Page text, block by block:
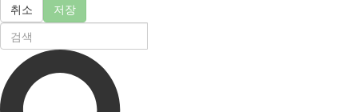
취소 저장